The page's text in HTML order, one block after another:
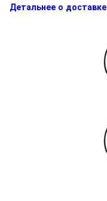
Детальнее о доставке